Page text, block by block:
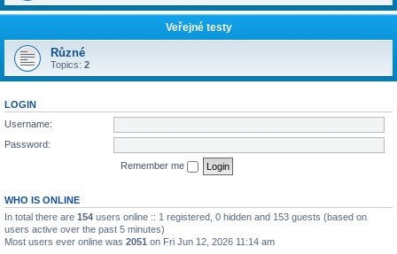
Veřejné testy
Různé
Topics: 2
LOGIN
Username:
Password:
Remember me
WHO IS ONLINE
In total there are 154 users online :: 1 registered, 0 hidden and 153 guests (based on
users active over the past 5 minutes)
Most users ever online was 2051 on Fri Jun 12, 2026 11:14 am